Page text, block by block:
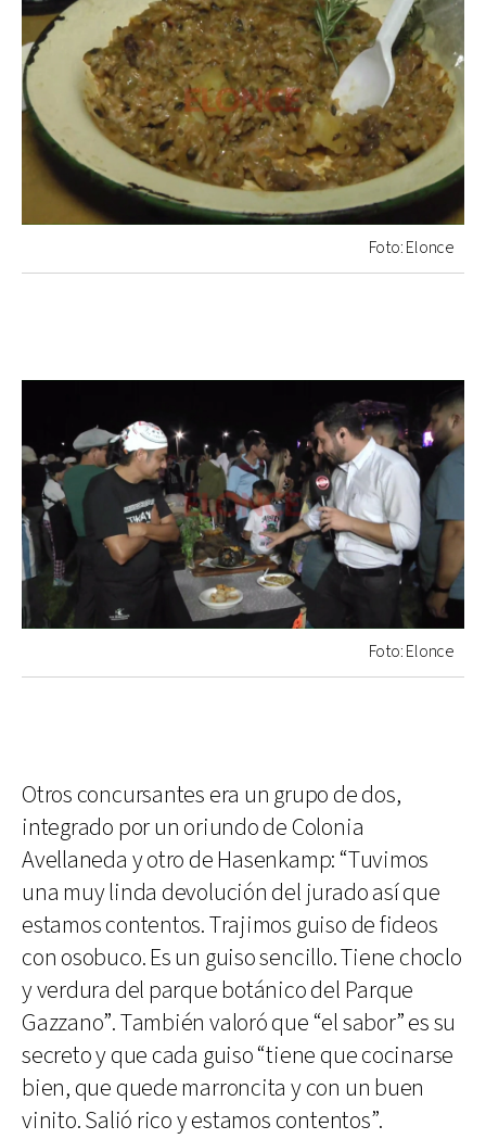
Foto: Elonce
Foto: Elonce
Otros concursantes era un grupo de dos,
integrado por un oriundo de Colonia
Avellaneda y otro de Hasenkamp: “Tuvimos
una muy linda devolución del jurado así que
estamos contentos. Trajimos guiso de fideos
con osobuco. Es un guiso sencillo. Tiene choclo
y verdura del parque botánico del Parque
Gazzano”. También valoró que “el sabor” es su
secreto y que cada guiso “tiene que cocinarse
bien, que quede marroncita y con un buen
vinito. Salió rico y estamos contentos”.